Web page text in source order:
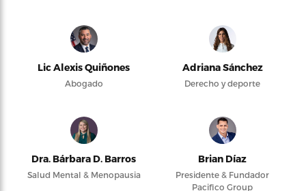
Lic Alexis Quiñones
Abogado
Adriana Sánchez
Derecho y deporte
Dra. Bárbara D. Barros
Salud Mental & Menopausia
Brian Díaz
Presidente & Fundador
Pacifico Group